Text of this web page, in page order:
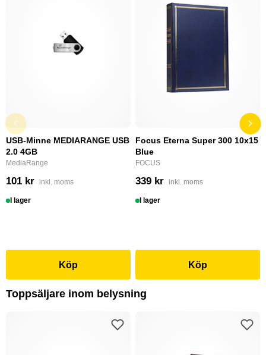
USB-Minne MEDIARANGE USB
2.0 4GB
MediaRange
101 kr inkl. moms
I lager
Köp
Focus Eterna Super 300 10x15
Blue
FOCUS
339 kr inkl. moms
I lager
Köp
Toppsäljare inom belysning